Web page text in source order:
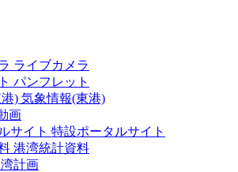
ライブカメラ
パンフレット
気象情報(東港)
画
特設ポータルサイト
港湾統計資料
計画